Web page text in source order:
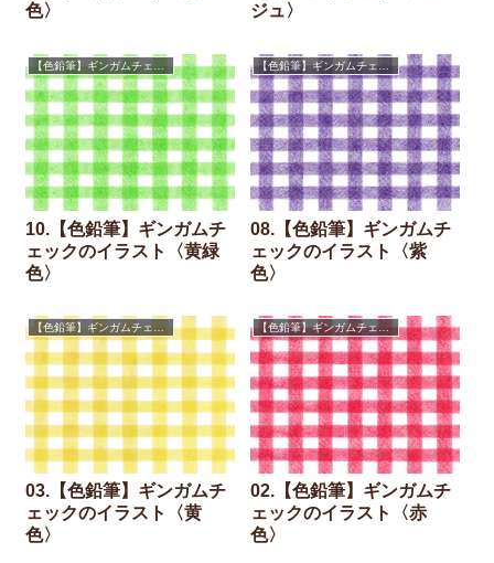
色〉
ジュ〉
【色鉛筆】ギンガムチェック
10.【色鉛筆】ギンガムチ
ェックのイラスト〈黄緑
色〉
【色鉛筆】ギンガムチェック
08.【色鉛筆】ギンガムチ
ェックのイラスト〈紫
色〉
【色鉛筆】ギンガムチェック
03.【色鉛筆】ギンガムチ
ェックのイラスト〈黄
色〉
【色鉛筆】ギンガムチェック
02.【色鉛筆】ギンガムチ
ェックのイラスト〈赤
色〉